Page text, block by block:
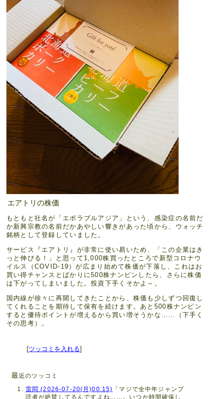
エアトリの株価
もともと社名が「エボラブルアジア」という、感染症の名前だ
か新興宗教の名前だかあやしい響きがあった頃から、ウォッチ
銘柄として登録していました。
サービス『エアトリ』が非常に使い易いため、「この企業はき
っと伸びる！」と思って1,000株買ったところで新型コロナウ
イルス（COVID-19）が広まり始めて株価が下落し、これはお
買い得チャンスとばかりに500株ナンピンしたら、さらに株価
は下がってしまいました。投資下手くそかよ～。
国内線が徐々に再開してきたことから、株価も少しずつ回復し
てくれることを期待して保有を続けます。あと500株ナンピン
すると優待ポイントが増えるから買い増そうかな……（下手く
その思考）。
[ツッコミを入れる]
最近のツッコミ
雷悶 (2026-07-20(月)00:15)
「マジで全中年ジャンプ
読者が絶賛してるんですよね……。いつか時間確保し